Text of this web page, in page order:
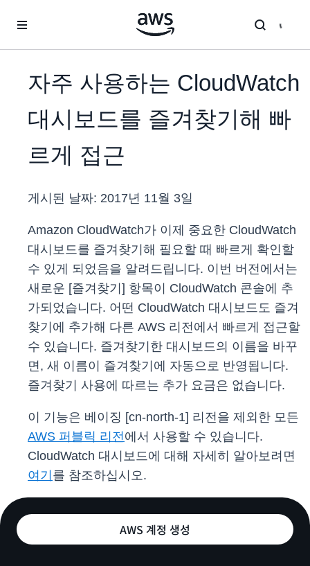
자주 사용하는 CloudWatch
대시보드를 즐겨찾기해 빠
르게 접근
게시된 날짜: 2017년 11월 3일
Amazon CloudWatch가 이제 중요한 CloudWatch
대시보드를 즐겨찾기해 필요할 때 빠르게 확인할
수 있게 되었음을 알려드립니다. 이번 버전에서는
새로운 [즐겨찾기] 항목이 CloudWatch 콘솔에 추
가되었습니다. 어떤 CloudWatch 대시보드도 즐겨
찾기에 추가해 다른 AWS 리전에서 빠르게 접근할
수 있습니다. 즐겨찾기한 대시보드의 이름을 바꾸
면, 새 이름이 즐겨찾기에 자동으로 반영됩니다.
즐겨찾기 사용에 따르는 추가 요금은 없습니다.
이 기능은 베이징 [cn-north-1] 리전을 제외한 모든
AWS 퍼블릭 리전에서 사용할 수 있습니다.
CloudWatch 대시보드에 대해 자세히 알아보려면
여기 를 참조하십시오.
AWS 계정 생성